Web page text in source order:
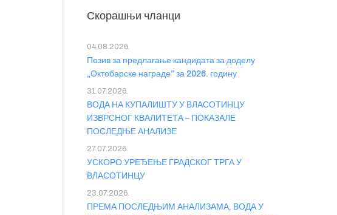
Скорашњи чланци
Позив за предлагање кандидата за доделу
„Октобарске награде” за 2026. годину
04.08.2026.
ВОДА НА КУПАЛИШТУ У ВЛАСОТИНЦУ
ИЗВРСНОГ КВАЛИТЕТА – ПОКАЗАЛЕ
ПОСЛЕДЊЕ АНАЛИЗЕ
31.07.2026.
УСКОРО УРЕЂЕЊЕ ГРАДСКОГ ТРГА У
ВЛАСОТИНЦУ
27.07.2026.
ПРЕМА ПОСЛЕДЊИМ АНАЛИЗАМА, ВОДА У
23.07.2026.